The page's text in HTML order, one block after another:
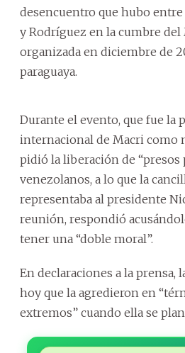
desencuentro que hubo
y Rodríguez en la cumbre del
organizada en diciembre de
paraguaya.
Durante el evento, que fue la
internacional de Macri como
pidió la liberación de “presos
venezolanos, a lo que la
representaba al presidente
reunión, respondió
tener una “doble moral”.
En declaraciones a la prensa,
hoy que la agredieron en
extremos” cuando ella se